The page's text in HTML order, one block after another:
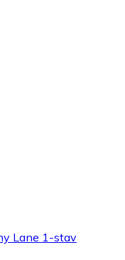
Lane 1-stav